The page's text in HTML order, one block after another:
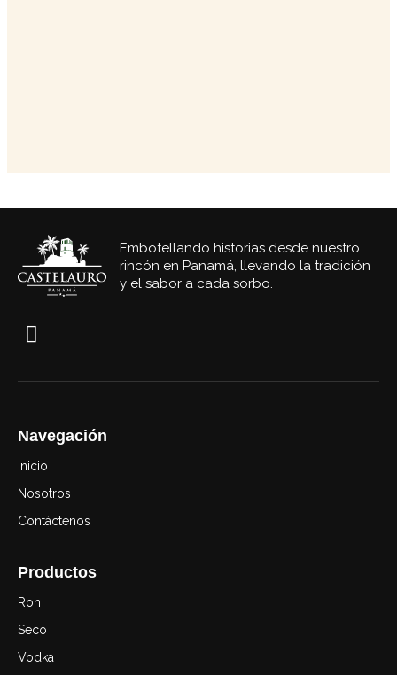
Embotellando historias desde nuestro
rincón en Panamá, llevando la tradición
y el sabor a cada sorbo.
Navegación
Inicio
Nosotros
Contáctenos
Productos
Ron
Seco
Vodka